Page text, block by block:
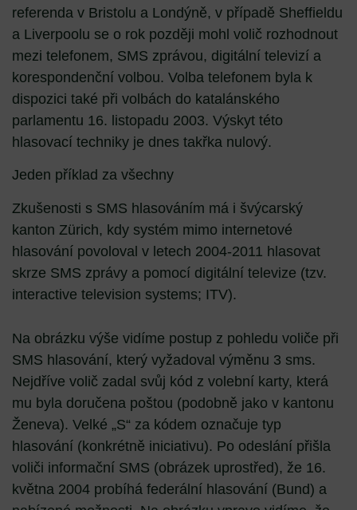
referenda v Bristolu a Londýně, v případě Sheffieldu
a Liverpoolu se o rok později mohl volič rozhodnout
mezi telefonem, SMS zprávou, digitální televizí a
korespondenční volbou. Volba telefonem byla k
dispozici také při volbách do katalánského
parlamentu 16. listopadu 2003. Výskyt této
hlasovací techniky je dnes takřka nulový.
Jeden příklad za všechny
Zkušenosti s SMS hlasováním má i švýcarský
kanton Zürich, kdy systém mimo internetové
hlasování povoloval v letech 2004-2011 hlasovat
skrze SMS zprávy a pomocí digitální televize (tzv.
interactive television systems; ITV).
Na obrázku výše vidíme postup z pohledu voliče při
SMS hlasování, který vyžadoval výměnu 3 sms.
Nejdříve volič zadal svůj kód z volební karty, která
mu byla doručena poštou (podobně jako v kantonu
Ženeva). Velké „S“ za kódem označuje typ
hlasování (konkrétně iniciativu). Po odeslání přišla
voliči informační SMS (obrázek uprostřed), že 16.
května 2004 probíhá federální hlasování (Bund) a